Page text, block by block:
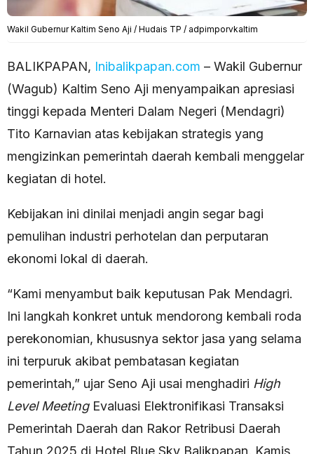
Wakil Gubernur Kaltim Seno Aji / Hudais TP / adpimporvkaltim
BALIKPAPAN, Inibalikpapan.com – Wakil Gubernur
(Wagub) Kaltim Seno Aji menyampaikan apresiasi
tinggi kepada Menteri Dalam Negeri (Mendagri)
Tito Karnavian atas kebijakan strategis yang
mengizinkan pemerintah daerah kembali menggelar
kegiatan di hotel.
Kebijakan ini dinilai menjadi angin segar bagi
pemulihan industri perhotelan dan perputaran
ekonomi lokal di daerah.
“Kami menyambut baik keputusan Pak Mendagri.
Ini langkah konkret untuk mendorong kembali roda
perekonomian, khususnya sektor jasa yang selama
ini terpuruk akibat pembatasan kegiatan
pemerintah,” ujar Seno Aji usai menghadiri High
Level MeetingEvaluasi Elektronifikasi Transaksi
Pemerintah Daerah dan Rakor Retribusi Daerah
Tahun 2025 di Hotel Blue Sky Balikpapan, Kamis